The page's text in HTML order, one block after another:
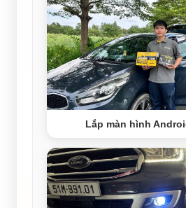
Lắp màn hình